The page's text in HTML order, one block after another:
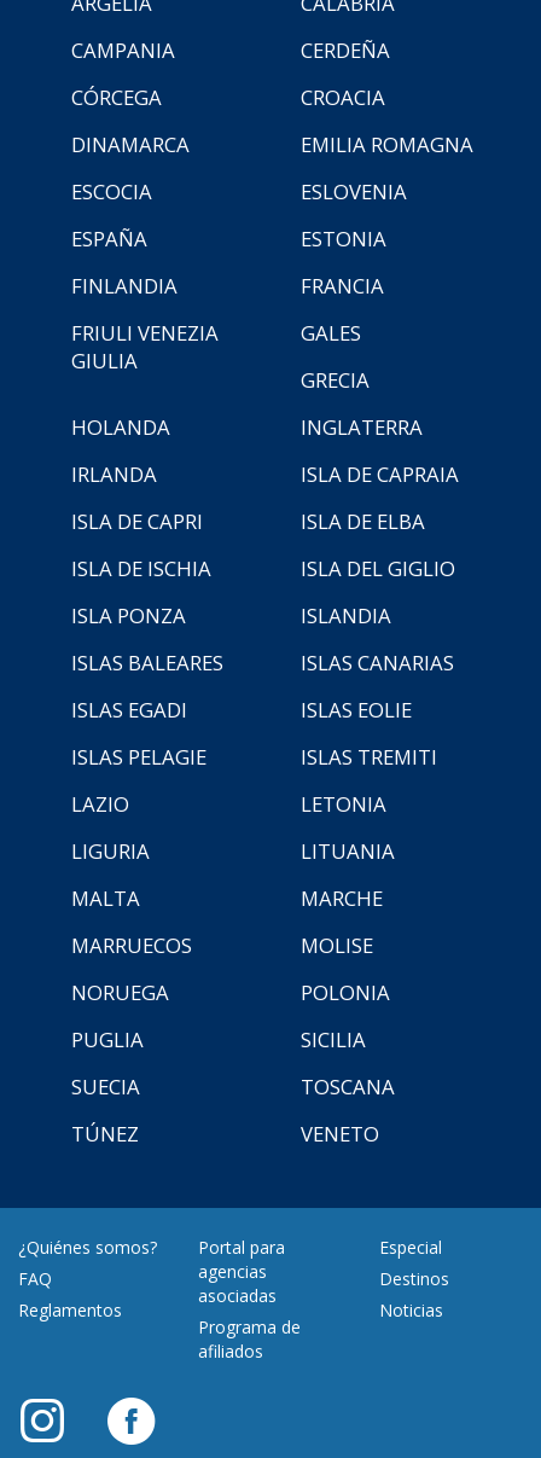
CAMPANIA
CERDEÑA
CÓRCEGA
CROACIA
DINAMARCA
EMILIA ROMAGNA
ESCOCIA
ESLOVENIA
ESPAÑA
ESTONIA
FINLANDIA
FRANCIA
FRIULI VENEZIA
GIULIA
GALES
GRECIA
HOLANDA
INGLATERRA
IRLANDA
ISLA DE CAPRAIA
ISLA DE CAPRI
ISLA DE ELBA
ISLA DE ISCHIA
ISLA DEL GIGLIO
ISLA PONZA
ISLANDIA
ISLAS BALEARES
ISLAS CANARIAS
ISLAS EGADI
ISLAS EOLIE
ISLAS PELAGIE
ISLAS TREMITI
LAZIO
LETONIA
LIGURIA
LITUANIA
MALTA
MARCHE
MARRUECOS
MOLISE
NORUEGA
POLONIA
PUGLIA
SICILIA
SUECIA
TOSCANA
TÚNEZ
VENETO
¿Quiénes somos?
FAQ
Reglamentos
Portal para
agencias
asociadas
Programa de
afiliados
Especial
Destinos
Noticias